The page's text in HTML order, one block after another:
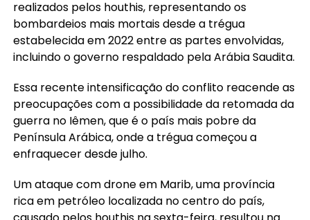
realizados pelos houthis, representando os
bombardeios mais mortais desde a trégua
estabelecida em 2022 entre as partes envolvidas,
incluindo o governo respaldado pela Arábia Saudita.
Essa recente intensificação do conflito reacende as
preocupações com a possibilidade da retomada da
guerra no Iêmen, que é o país mais pobre da
Península Arábica, onde a trégua começou a
enfraquecer desde julho.
Um ataque com drone em Marib, uma província
rica em petróleo localizada no centro do país,